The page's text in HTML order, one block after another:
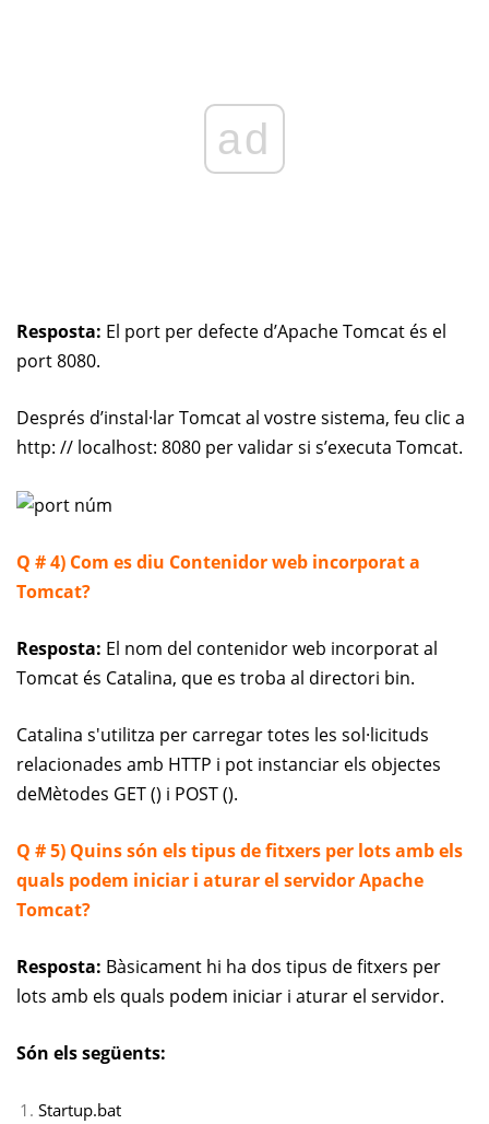
ad
Resposta: El port per defecte d’Apache Tomcat és el
port 8080.
Després d’instal·lar Tomcat al vostre sistema, feu clic a
http: // localhost: 8080 per validar si s’executa Tomcat.
Q # 4) Com es diu Contenidor web incorporat a
Tomcat?
Resposta: El nom del contenidor web incorporat al
Tomcat és Catalina, que es troba al directori bin.
Catalina s'utilitza per carregar totes les sol·licituds
relacionades amb HTTP i pot instanciar els objectes
deMètodes GET () i POST ().
Q # 5) Quins són els tipus de fitxers per lots amb els
quals podem iniciar i aturar el servidor Apache
Tomcat?
Resposta: Bàsicament hi ha dos tipus de fitxers per
lots amb els quals podem iniciar i aturar el servidor.
Són els següents:
Startup.bat